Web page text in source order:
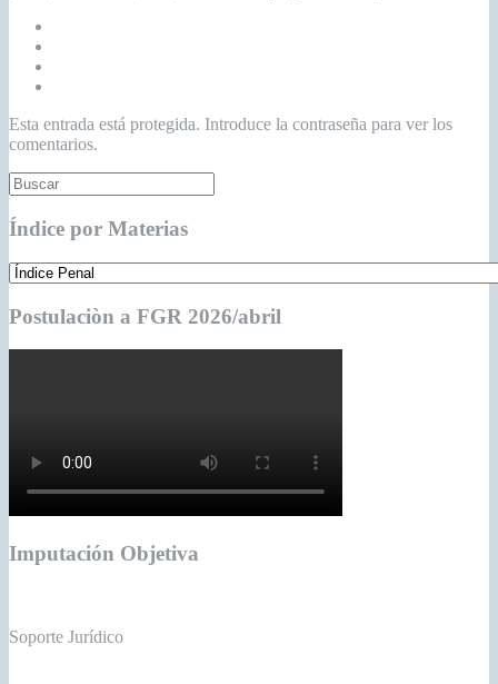
Esta entrada está protegida. Introduce la contraseña para ver los
comentarios.
Índice por Materias
Postulaciòn a FGR 2026/abril
Imputación Objetiva
Soporte Jurídico